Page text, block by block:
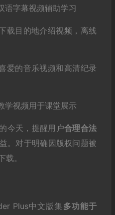
语字幕视频辅助学习
载目的地介绍视频，离线
爱的音乐视频和高清纪录
学视频用于课堂展示
今天，提醒用户合理合法
。对于明确因版权问题被
。
Plus中文版集 多功能于